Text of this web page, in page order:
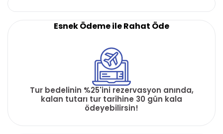
Esnek Ödeme ile Rahat Öde
Tur bedelinin %25'ini rezervasyon anında,
kalan tutarı tur tarihine 30 gün kala
ödeyebilirsin!